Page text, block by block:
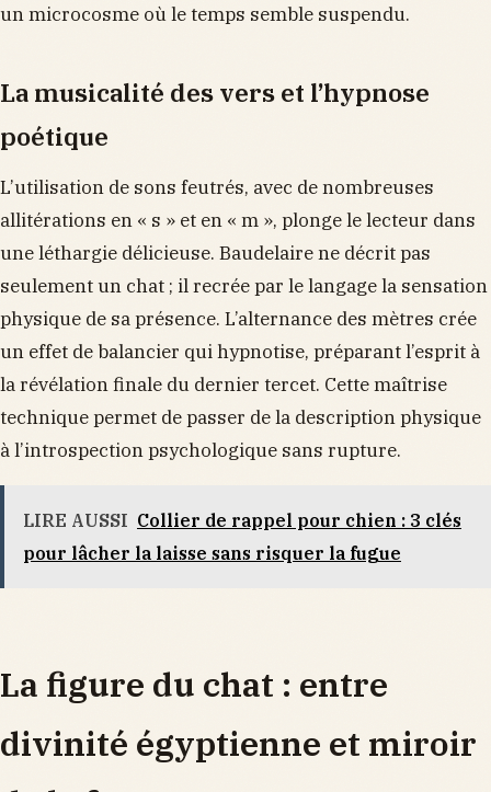
un microcosme où le temps semble suspendu.
La musicalité des vers et l’hypnose
poétique
L’utilisation de sons feutrés, avec de nombreuses
allitérations en « s » et en « m », plonge le lecteur dans
une léthargie délicieuse. Baudelaire ne décrit pas
seulement un chat ; il recrée par le langage la sensation
physique de sa présence. L’alternance des mètres crée
un effet de balancier qui hypnotise, préparant l’esprit à
la révélation finale du dernier tercet. Cette maîtrise
technique permet de passer de la description physique
à l’introspection psychologique sans rupture.
LIRE AUSSI Collier de rappel pour chien : 3 clés
pour lâcher la laisse sans risquer la fugue
La figure du chat : entre
divinité égyptienne et miroir